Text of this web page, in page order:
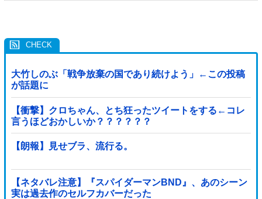
大竹しのぶ「戦争放棄の国であり続けよう」←この投稿
が話題に
【衝撃】クロちゃん、とち狂ったツイートをする←コレ
言うほどおかしいか？？？？？？
【朗報】見せブラ、流行る。
【ネタバレ注意】『スパイダーマンBND』、あのシーン
実は過去作のセルフカバーだった